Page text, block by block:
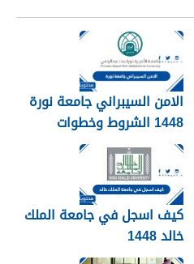
الامن السيبراني جامعة نورة
1448 الشروط وخطوات
التقديم
كيف اسجل في جامعة الملك
خالد 1448